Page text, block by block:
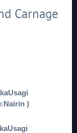
Carnage
Nairin )